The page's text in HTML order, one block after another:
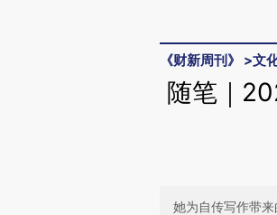
《财新周刊》 >文
随笔｜
她为自传写作带